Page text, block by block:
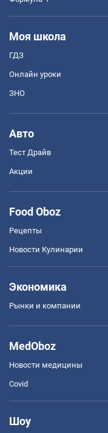
Моя школа
ГДЗ
Онлайн уроки
ЗНО
Авто
Тест Драйв
Акции
Food Oboz
Рецепты
Новости Кулинарии
Экономика
Рынки и компании
MedOboz
Новости медицины
Covid
Шоу